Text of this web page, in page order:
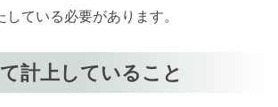
ている必要があります。
計上していること